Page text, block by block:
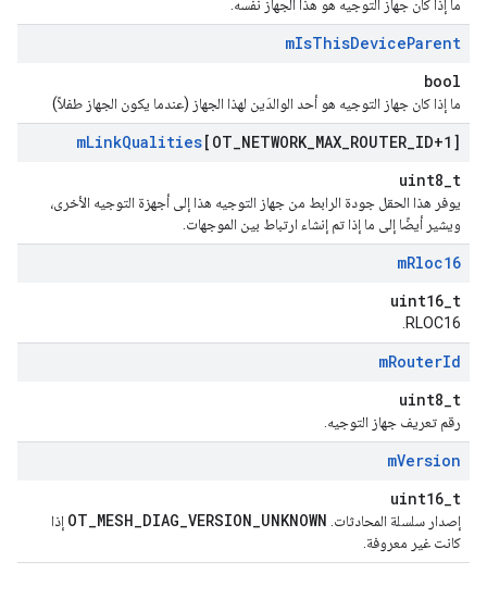
ما إذا كان جهاز التوجيه هو هذا الجهاز نفسه.
mIsThisDeviceParent
bool
ما إذا كان جهاز التوجيه هو أحد الوالدَين لهذا الجهاز (عندما يكون الجهاز طفلاً)
mLinkQualities[OT NETWORK_ MAX ROUTER ID+1]
uint8_t
يوفر هذا الحقل جودة الرابط من جهاز التوجيه هذا إلى أجهزة التوجيه الأخرى،
ويشير أيضًا إلى ما إذا تم إنشاء ارتباط بين الموجهات.
mRloc16
uint16_t
RLOC16.
mRouterId
uint8_t
رقم تعريف جهاز التوجيه.
mVersion
uint16_t
إصدار سلسلة المحادثات. OT_MESH_DIAG_VERSION_UNKNOWN إذا
كانت غير معروفة.